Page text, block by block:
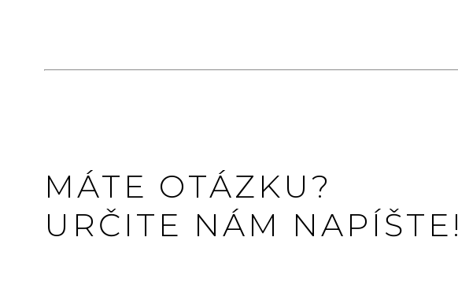
MÁTE OTÁZKU?
URČITE NÁM NAPÍŠTE!